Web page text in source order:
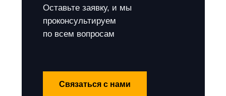
Оставьте заявку, и мы
проконсультируем
по всем вопросам
Связаться с нами